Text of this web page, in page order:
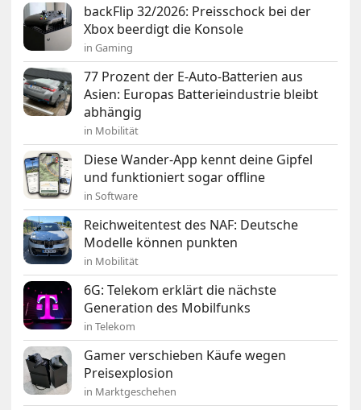
backFlip 32/2026: Preisschock bei der
Xbox beerdigt die Konsole
in Gaming
77 Prozent der E-Auto-Batterien aus
Asien: Europas Batterieindustrie bleibt
abhängig
in Mobilität
Diese Wander-App kennt deine Gipfel
und funktioniert sogar offline
in Software
Reichweitentest des NAF: Deutsche
Modelle können punkten
in Mobilität
6G: Telekom erklärt die nächste
Generation des Mobilfunks
in Telekom
Gamer verschieben Käufe wegen
Preisexplosion
in Marktgeschehen